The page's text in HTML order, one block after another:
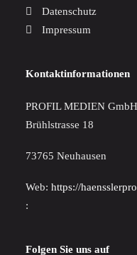
Datenschutz
Impressum
Kontaktinformationen
PROFIL MEDIEN GmbH
Brühlstrasse 18
73765 Neuhausen
Web: https://
:
Folgen Sie uns auf